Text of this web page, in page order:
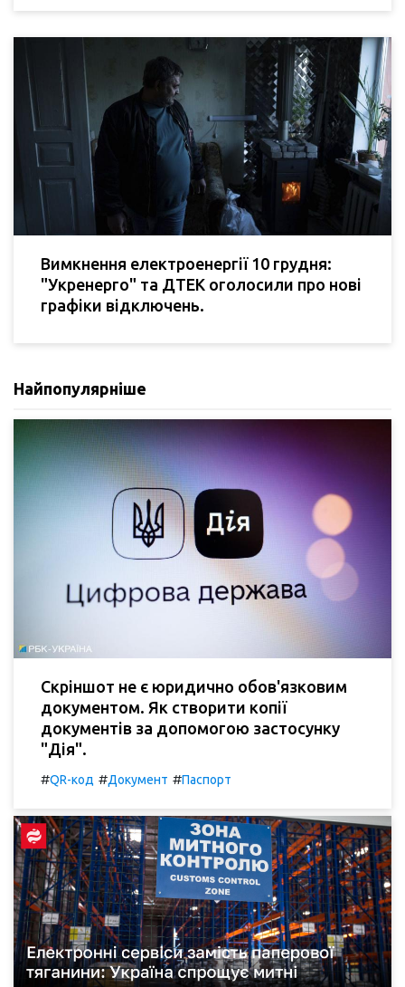
Вимкнення електроенергії 10 грудня:
"Укренерго" та ДТЕК оголосили про нові
графіки відключень.
Найпопулярніше
Скріншот не є юридично обов'язковим
документом. Як створити копії
документів за допомогою застосунку
"Дія".
#QR-код #Документ #Паспорт